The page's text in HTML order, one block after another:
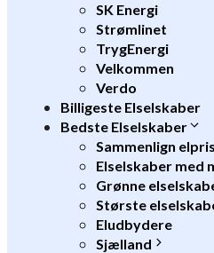
SK Energi
Strømlinet
TrygEnergi
Velkommen
Verdo
Billigeste Elselskaber
Bedste Elselskaber
Sammenlign
Elselskaber med
Grønne
Største
Eludbydere
Sjælland